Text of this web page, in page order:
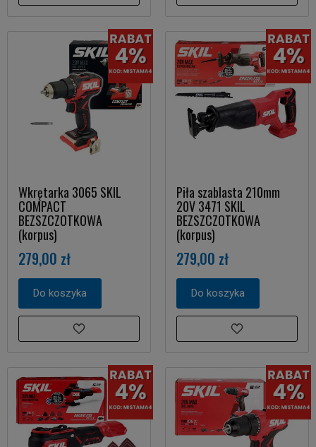
Wkrętarka 3065 SKIL
COMPACT
BEZSZCZOTKOWA
(korpus)
279,00 zł
Do koszyka
Piła szablasta 210mm
20V 3471 SKIL
BEZSZCZOTKOWA
(korpus)
279,00 zł
Do koszyka